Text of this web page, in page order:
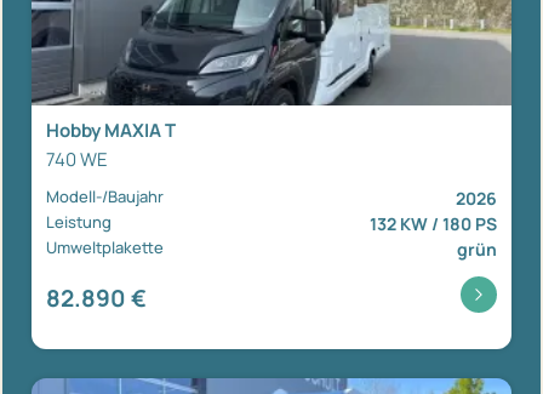
Hobby MAXIA T
740 WE
Modell-/Baujahr 2026
Leistung 132 KW / 180 PS
Umweltplakette grün
82.890 €